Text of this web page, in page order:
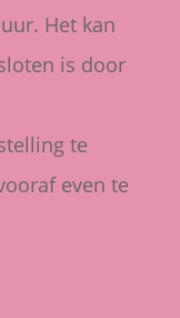
Het kan
is door
te
even te